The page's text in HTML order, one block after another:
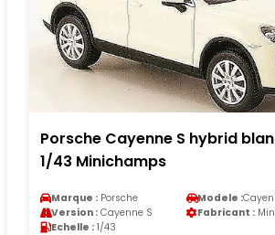
Porsche Cayenne S hybrid
1/43 Minichamps
Marque : Porsche Modele :
Version : Cayenne S Fabricant :
Echelle : 1/43